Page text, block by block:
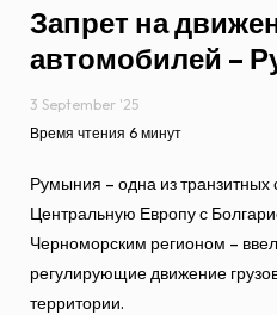
Запрет на
автомобилей –
3 September '25
Время чтения 6 минут
Румыния – одна из
Центральную Европу с
Черноморским регионом –
регулирующие движение
территории.